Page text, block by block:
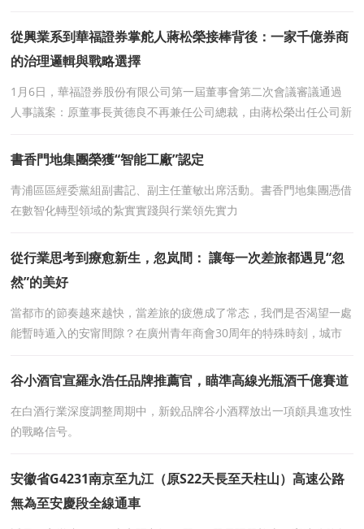
從興業系到華福證券掌舵人蔣松榮接棒背後：一家千億券商
的治理邏輯與戰略選擇
1月6日，華福證券股份有限公司第一屆董事會第二次會議審議通過
人事議案：原董事長黃德良不再兼任公司總裁，由蔣松榮出任公司新
書香門地集團榮獲“智能工廠”認定
青浦區區經委黨組副書記、副主任董敏出席活動。書香門地集團憑借
在數智化轉型領域的紮實實踐與行業領先實力
從行業思考到療愈新生，忽岚間： 讓每一次差旅都遇見“忽
然”的美好
當都市的節奏越來越快，當差旅的疲憊成了常态，我們是否渴望一處
能暫時遁入的安甯間隙？在廣州青年商會30周年的特殊時刻，城市
谷小酒官宣羅永浩任品牌推薦官，瞄準高線光瓶酒千億賽道
在白酒行業深度調整周期中，新銳品牌谷小酒釋放出一項頗具進攻性
的戰略信号。
安徽省G4231南京至九江（原S22天長至天柱山）高速公路
無為至安慶段全線通車